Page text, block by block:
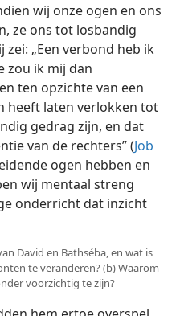
wij onze ogen en ons
ze ons tot losbandig
„Een verbond heb ik
zou ik mij dan
ten opzichte van een
heeft laten verlokken tot
gedrag zijn, en dat
van de rechters” (Job
ogen hebben en
wij mentaal streng
onderricht dat inzicht
David en Bathséba, en wat is
te veranderen? (b) Waarom
voorzichtig te zijn?